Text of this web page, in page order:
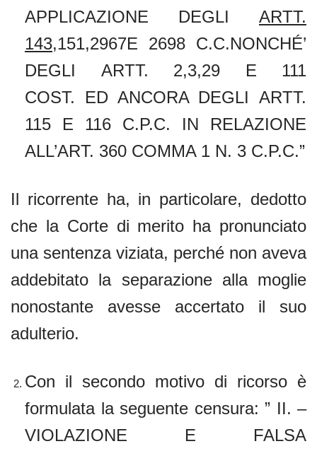
APPLICAZIONE DEGLI ARTT.
143,151,2967E 2698 C.C.NONCHÉ’
DEGLI ARTT. 2,3,29 E 111
COST. ED ANCORA DEGLI ARTT.
115 E 116 C.P.C. IN RELAZIONE
ALL’ART. 360 COMMA 1 N. 3 C.P.C.”
Il ricorrente ha, in particolare, dedotto
che la Corte di merito ha pronunciato
una sentenza viziata, perché non aveva
addebitato la separazione alla moglie
nonostante avesse accertato il suo
adulterio.
Con il secondo motivo di ricorso è
formulata la seguente censura: ” II. –
VIOLAZIONE E FALSA